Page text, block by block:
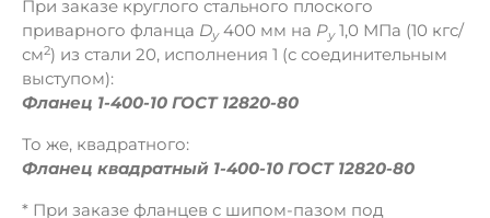
При заказе круглого стального плоского
приварного фланца Dy400 мм на Ру1,0 МПа (10 кгс/
см2) из стали 20, исполнения 1 (с соединительным
выступом):
Фланец 1-400-10 ГОСТ 12820-80
То же, квадратного:
Фланец квадратный 1-400-10 ГОСТ 12820-80
* При заказе фланцев с шипом-пазом под